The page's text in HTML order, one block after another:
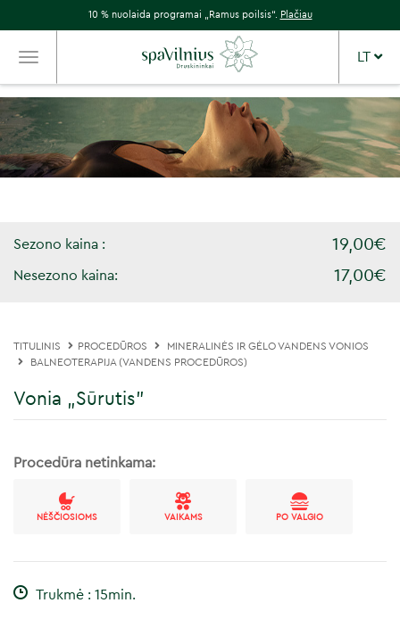
10 % nuolaida programai „Ramus poilsis“. Plačiau
TOGGLE
NAVIGATION
LT
Sezono kaina : 19,00€
Nesezono kaina: 17,00€
TITULINIS PROCEDŪROS
MINERALINĖS IR GĖLO VANDENS VONIOS
BALNEOTERAPIJA (VANDENS PROCEDŪROS)
Vonia „Sūrutis"
Procedūra netinkama:
NĖŠČIOSIOMS VAIKAMS PO VALGIO
Trukmė : 15min.